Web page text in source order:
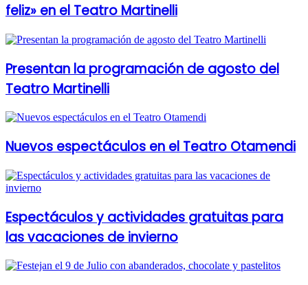
feliz» en el Teatro Martinelli
Presentan la programación de agosto del
Teatro Martinelli
Nuevos espectáculos en el Teatro Otamendi
Espectáculos y actividades gratuitas para
las vacaciones de invierno